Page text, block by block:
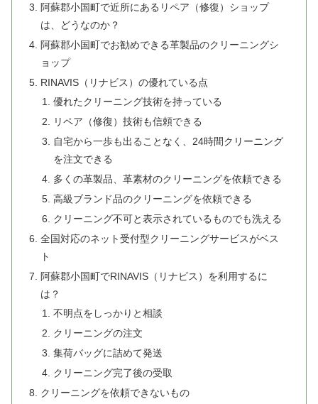
阿蘇郡小国町で近所にあるリペア（修復）ショップ
は、どうなのか？
阿蘇郡小国町でお勧めできる革製品のクリーニングシ
ョップ
RINAVIS（リナビス）の優れている点
優れたクリーニング技術を持っている
リペア（修復）技術も信頼できる
自宅から一歩も出ることなく、24時間クリーニング
を注文できる
多くの革製品、革素材のクリーニングを依頼できる
高級ブランド品のクリーニングを依頼できる
クリーニング不可と表示されているものでも洗える
全国対応のネット受付型クリーニングサービスがベス
ト
阿蘇郡小国町でRINAVIS（リナビス）を利用するに
は？
不明点をしっかりと相談
クリーニングの注文
集荷バッグに詰めて発送
クリーニング完了後の受取
クリーニングを依頼できないもの